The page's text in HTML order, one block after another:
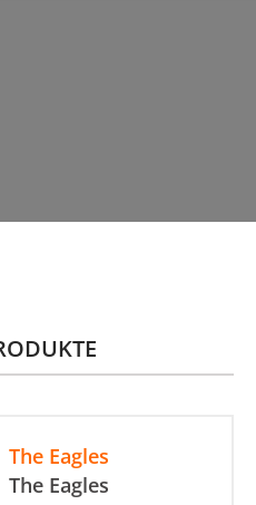
The Eagles
The Eagles